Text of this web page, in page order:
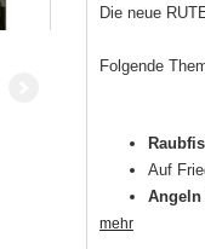
Die neue
Folgende
Auf
Angeln
mehr